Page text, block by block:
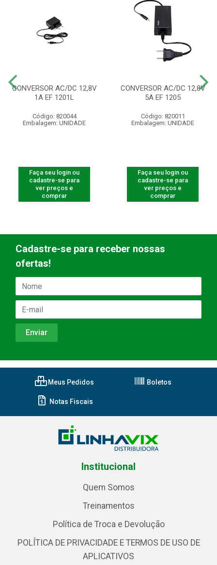
CONVERSOR AC/DC 12,8V
1A EF 1201L
Código: 820044
Embalagem: UNIDADE
Faça seu login ou
cadastre-se para
ver preços e
comprar
CONVERSOR AC/DC 12,8V
5A EF 1205
Código: 820011
Embalagem: UNIDADE
Faça seu login ou
cadastre-se para
ver preços e
comprar
Cadastre-se para receber nossas
ofertas!
Meus Pedidos Boletos
Notas Fiscais
Institucional
Quem Somos
Treinamentos
Política de Troca e Devolução
POLÍTICA DE PRIVACIDADE E TERMOS DE USO DE
APLICATIVOS